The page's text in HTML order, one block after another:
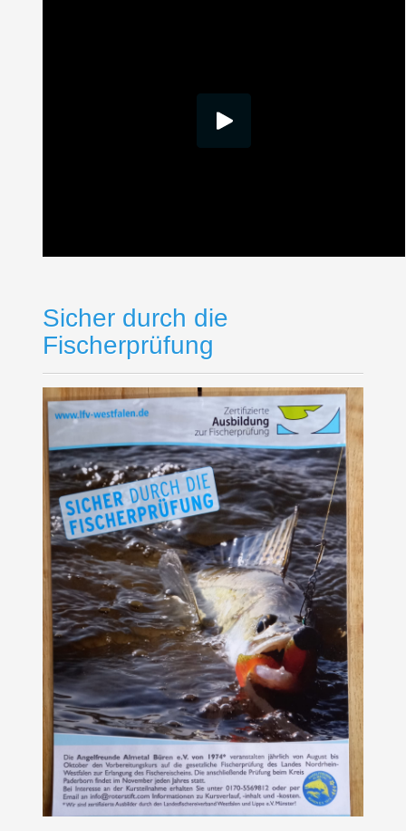
Sicher durch die
Fischerprüfung